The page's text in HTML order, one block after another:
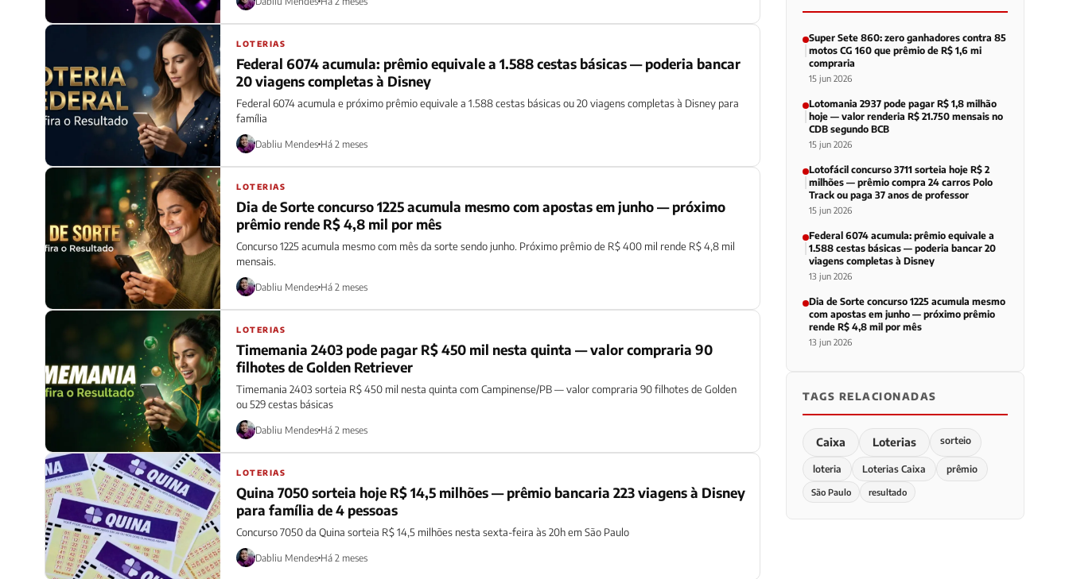
LOTERIAS
Federal 6074 acumula: prêmio equivale a 1.588 cestas básicas — poderia bancar
20 viagens completas à Disney
Federal 6074 acumula e próximo prêmio equivale a 1.588 cestas básicas ou 20 viagens completas à Disney para
família
Dabliu Mendes Há 2 meses
LOTERIAS
Dia de Sorte concurso 1225 acumula mesmo com apostas em junho — próximo
prêmio rende R$ 4,8 mil por mês
Concurso 1225 acumula mesmo com mês da sorte sendo junho. Próximo prêmio de R$ 400 mil rende R$ 4,8 mil
mensais.
Dabliu Mendes Há 2 meses
LOTERIAS
Timemania 2403 pode pagar R$ 450 mil nesta quinta — valor compraria 90
filhotes de Golden Retriever
Timemania 2403 sorteia R$ 450 mil nesta quinta com Campinense/PB — valor compraria 90 filhotes de Golden
ou 529 cestas básicas
Dabliu Mendes Há 2 meses
LOTERIAS
Quina 7050 sorteia hoje R$ 14,5 milhões — prêmio bancaria 223 viagens à Disney
para família de 4 pessoas
Concurso 7050 da Quina sorteia R$ 14,5 milhões nesta sexta-feira às 20h em São Paulo
Dabliu Mendes Há 2 meses
Super Sete 860: zero ganhadores contra 85
motos CG 160 que prêmio de R$ 1,6 mi
compraria
15 jun 2026
Lotomania 2937 pode pagar R$ 1,8 milhão
hoje — valor renderia R$ 21.750 mensais no
CDB segundo BCB
15 jun 2026
Lotofácil concurso 3711 sorteia hoje R$ 2
milhões — prêmio compra 24 carros Polo
Track ou paga 37 anos de professor
15 jun 2026
Federal 6074 acumula: prêmio equivale a
1.588 cestas básicas — poderia bancar 20
viagens completas à Disney
13 jun 2026
Dia de Sorte concurso 1225 acumula mesmo
com apostas em junho — próximo prêmio
rende R$ 4,8 mil por mês
13 jun 2026
TAGS RELACIONADAS
Caixa Loterias sorteio
loteria Loterias Caixa prêmio
São Paulo resultado